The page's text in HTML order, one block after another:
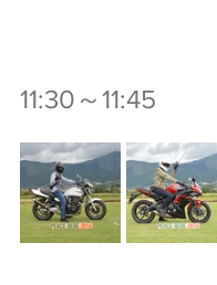
11:30～11:45